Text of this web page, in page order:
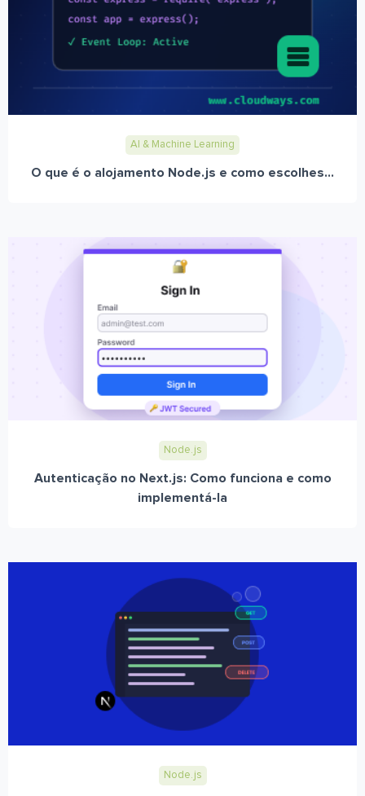
AI & Machine Learning
O que é o alojamento Node.js e como escolhes...
Node.js
Autenticação no Next.js: Como funciona e como
implementá-la
Node.js